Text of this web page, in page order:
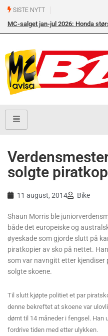
SISTE NYTT
MC-salget jan-jul 2026: Honda
solgte
11 august, 2014 Bike
Shaun Morris ble
både det europeiske og
øyeskade som gjorde slutt på
piratkopier av sko på nettet.
som var navngitt etter
solgte skoene.
Til slutt kjøpte politiet et par
denne bekreftet at skoene var
dømt til 14 måneder i fengsel. Han
fordrive tiden med etter ulykken.